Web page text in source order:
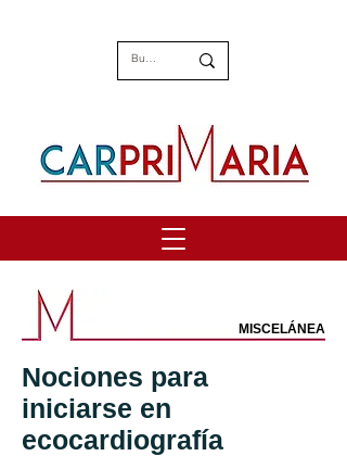
MISCELÁNEA
Nociones para
iniciarse en
ecocardiografía